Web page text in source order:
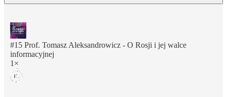
#15 Prof. Tomasz Aleksandrowicz - O Rosji i jej walce
informacyjnej
1×